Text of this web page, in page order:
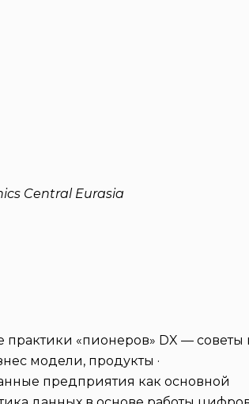
Central Eurasia
«пионеров» DX — советы
модели, продукты ·
предприятия как основной